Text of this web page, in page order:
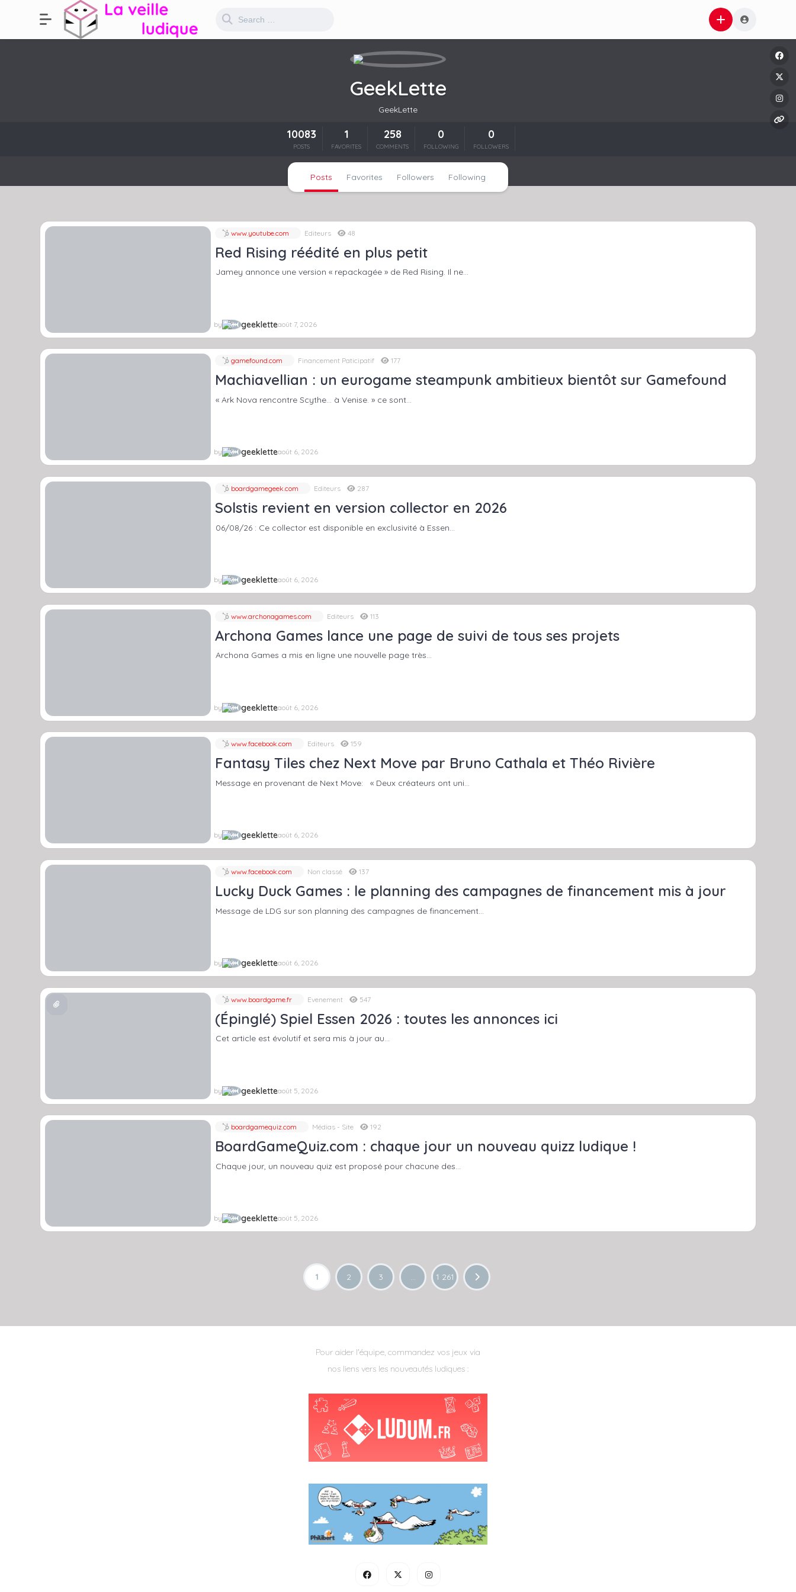
GeekLette
GeekLette
10083
POSTS
1
FAVORITES
258
COMMENTS
0
FOLLOWING
0
FOLLOWERS
Posts Favorites Followers Following
www.youtube.com Editeurs 48
Red Rising réédité en plus petit
Jamey annonce une version « repackagée » de Red Rising. Il ne…
by geekletteaoût 7, 2026
gamefound.com Financement Paticipatif 177
Machiavellian : un eurogame steampunk ambitieux bientôt sur Gamefound
« Ark Nova rencontre Scythe… à Venise. » ce sont…
by geekletteaoût 6, 2026
boardgamegeek.com Editeurs 287
Solstis revient en version collector en 2026
06/08/26 : Ce collector est disponible en exclusivité à Essen…
by geekletteaoût 6, 2026
www.archonagames.com Editeurs 113
Archona Games lance une page de suivi de tous ses projets
Archona Games a mis en ligne une nouvelle page très…
by geekletteaoût 6, 2026
www.facebook.com Editeurs 159
Fantasy Tiles chez Next Move par Bruno Cathala et Théo Rivière
Message en provenant de Next Move: « Deux créateurs ont uni…
by geekletteaoût 6, 2026
www.facebook.com Non classé 137
Lucky Duck Games : le planning des campagnes de financement mis à jour
Message de LDG sur son planning des campagnes de financement…
by geekletteaoût 6, 2026
www.boardgame.fr Evenement 547
(Épinglé) Spiel Essen 2026 : toutes les annonces ici
Cet article est évolutif et sera mis à jour au…
by geekletteaoût 5, 2026
boardgamequiz.com Médias - Site 192
BoardGameQuiz.com : chaque jour un nouveau quizz ludique !
Chaque jour, un nouveau quiz est proposé pour chacune des…
by geekletteaoût 5, 2026
1 2 3 … 1 261
Pour aider l'équipe, commandez vos jeux via
nos liens vers les nouveautés ludiques :